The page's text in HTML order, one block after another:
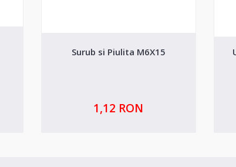
Surub si Piulita M6X15
1,12 RON